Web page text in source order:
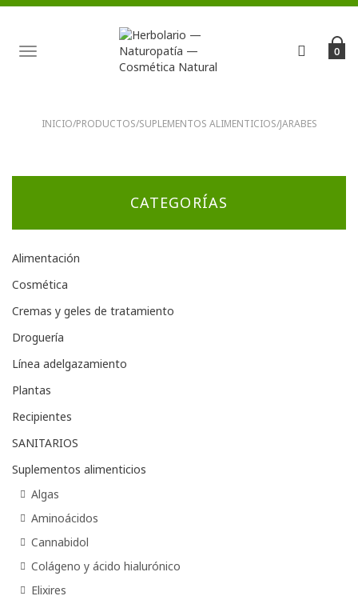
TOGGLE
NAVIGATION
0
INICIO/PRODUCTOS/SUPLEMENTOS ALIMENTICIOS/JARABES
CATEGORÍAS
Alimentación
Cosmética
Cremas y geles de tratamiento
Droguería
Línea adelgazamiento
Plantas
Recipientes
SANITARIOS
Suplementos alimenticios
Algas
Aminoácidos
Cannabidol
Colágeno y ácido hialurónico
Elixires